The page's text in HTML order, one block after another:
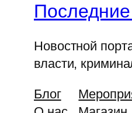
Новостной
власти,
Блог